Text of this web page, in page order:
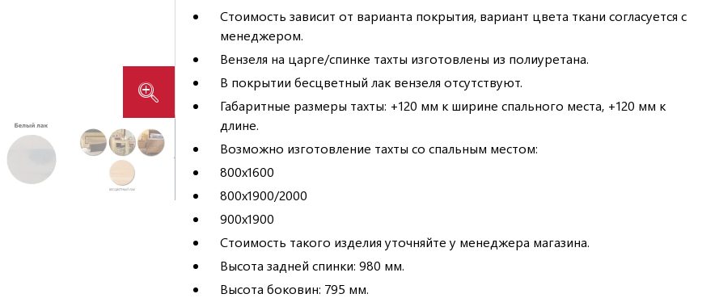
Стоимость зависит от варианта покрытия, вариант цвета ткани согласуется с
менеджером.
Вензеля на царге/спинке тахты изготовлены из полиуретана.
В покрытии бесцветный лак вензеля отсутствуют.
Габаритные размеры тахты: +120 мм к ширине спального места, +120 мм к
длине.
Возможно изготовление тахты со спальным местом:
800х1600
800х1900/2000
900х1900
Стоимость такого изделия уточняйте у менеджера магазина.
Высота задней спинки: 980 мм.
Высота боковин: 795 мм.